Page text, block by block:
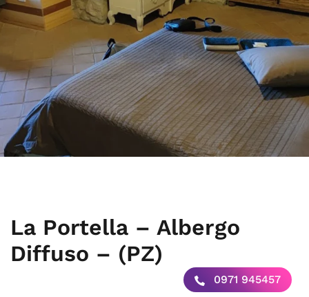
La Portella – Albergo
Diffuso – (PZ)
0971 945457